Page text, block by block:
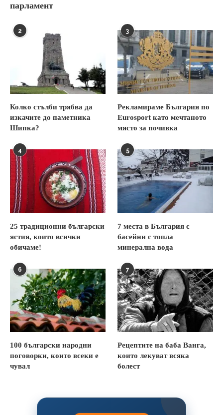
парламент
2
Колко стълби трябва да
изкачите до паметника
Шипка?
3
Рекламираме България по
Eurosport като мечтаното
място за почивка
4
25 традиционни български
ястия, които всички
обичаме!
5
7 места в България с
басейни с топла
минерална вода
6
100 български народни
поговорки, които всеки е
чувал
7
Рецептите на баба Ванга,
които лекуват всяка
болест